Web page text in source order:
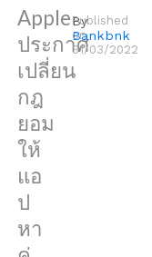
Apple
ประกาศ
เปลี่ยน
กฎ
ยอม
ให้
แอ
ป
หา
By
Bankbnk
Published
on
31/03/2022
แอป
ใหม่
เพื่อ
รองรับ
ระบบ
ชำระ
เงิน
ภายนอก
โดย
เฉพาะ